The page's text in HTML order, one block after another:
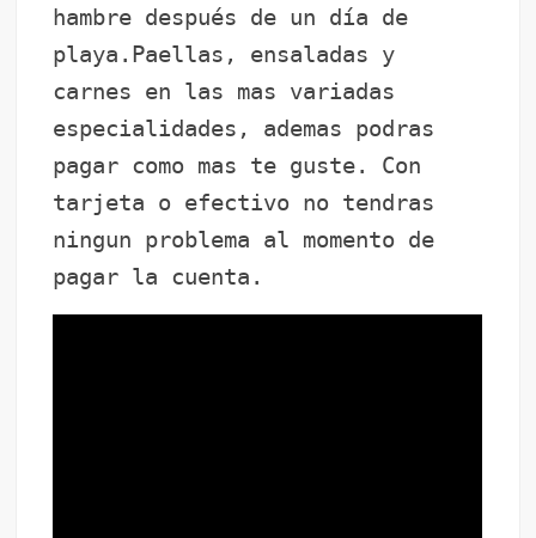
hambre después de un día de
playa.Paellas, ensaladas y
carnes en las mas variadas
especialidades, ademas podras
pagar como mas te guste. Con
tarjeta o efectivo no tendras
ningun problema al momento de
pagar la cuenta.